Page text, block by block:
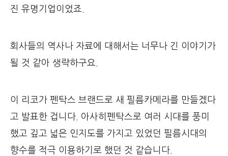
진 유명기업이었죠.
회사들의 역사나 자료에 대해서는 너무나 긴 이야기가
될 것 같아 생략하구요.
이 리코가 펜탁스 브랜드로 새 필름카메라를 만들겠다
고 발표한 겁니다. 아사히펜탁스로 여러 시대를 풍미
했고 깊고 넓은 인지도를 가지고 있었던 필름시대의
향수를 적극 이용하기로 했던 것 같습니다.